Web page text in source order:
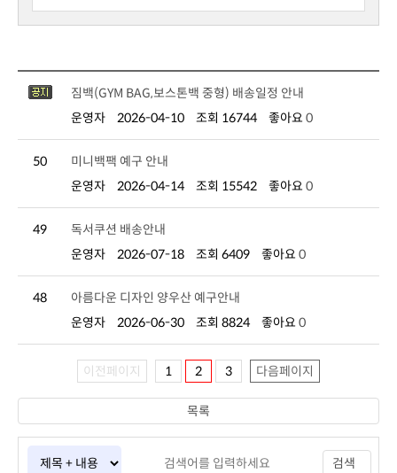
짐백(GYM BAG,보스톤백 중형) 배송일정 안내
운영자
2026-04-10 조회 16744 좋아요 0
50
미니백팩 예구 안내
운영자
2026-04-14 조회 15542 좋아요 0
49
독서쿠션 배송안내
운영자
2026-07-18 조회 6409 좋아요 0
48
아름다운 디자인 양우산 예구안내
운영자
2026-06-30 조회 8824 좋아요 0
이전페이지 1 2 3 다음페이지
검색
목록